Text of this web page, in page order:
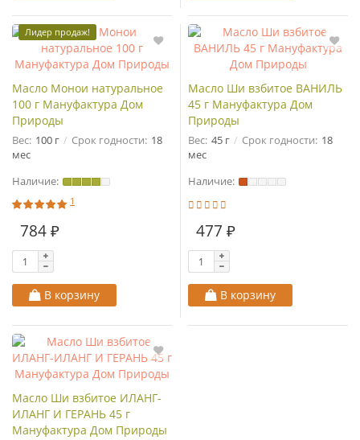
Лидер продаж!
Масло Монои натуральное
100 г Мануфактура Дом
Природы
Вес: 100 г Срок годности: 18
мес
Наличие:
1
784 ₽
В корзину
Масло Ши взбитое ВАНИЛЬ
45 г Мануфактура Дом
Природы
Вес: 45 г Срок годности: 18
мес
Наличие:
477 ₽
В корзину
Масло Ши взбитое ИЛАНГ-
ИЛАНГ И ГЕРАНЬ 45 г
Мануфактура Дом Природы